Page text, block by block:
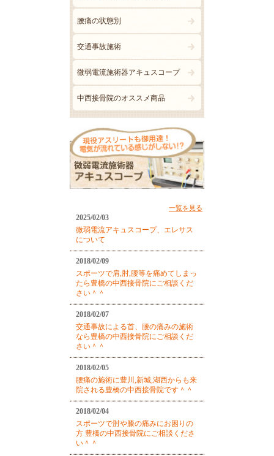
腰痛の状態別
交通事故施術
微弱電流施術器アキュスコープ
中西接骨院のオススメ商品
一覧を見る
2025/02/03
微弱電流アキュスコープ、エレサス
について
2018/02/09
スポーツで肩,肘,腰等を痛めてしまっ
たら豊橋の中西接骨院にご相談くだ
さい＾＾
2018/02/07
交通事故による首、腰の痛みの施術
なら豊橋の中西接骨院にご相談くだ
さい＾＾
2018/02/05
腰痛の施術に豊川,新城,湖西からも来
院される豊橋の中西接骨院です＾＾
2018/02/04
スポーツで肘や膝の痛みにお困りの
方 豊橋の中西接骨院にご相談くださ
い＾＾